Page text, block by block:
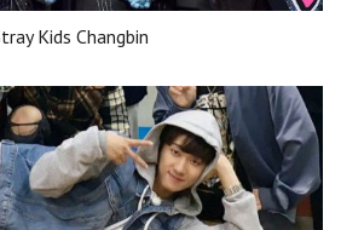
Kids Changbin